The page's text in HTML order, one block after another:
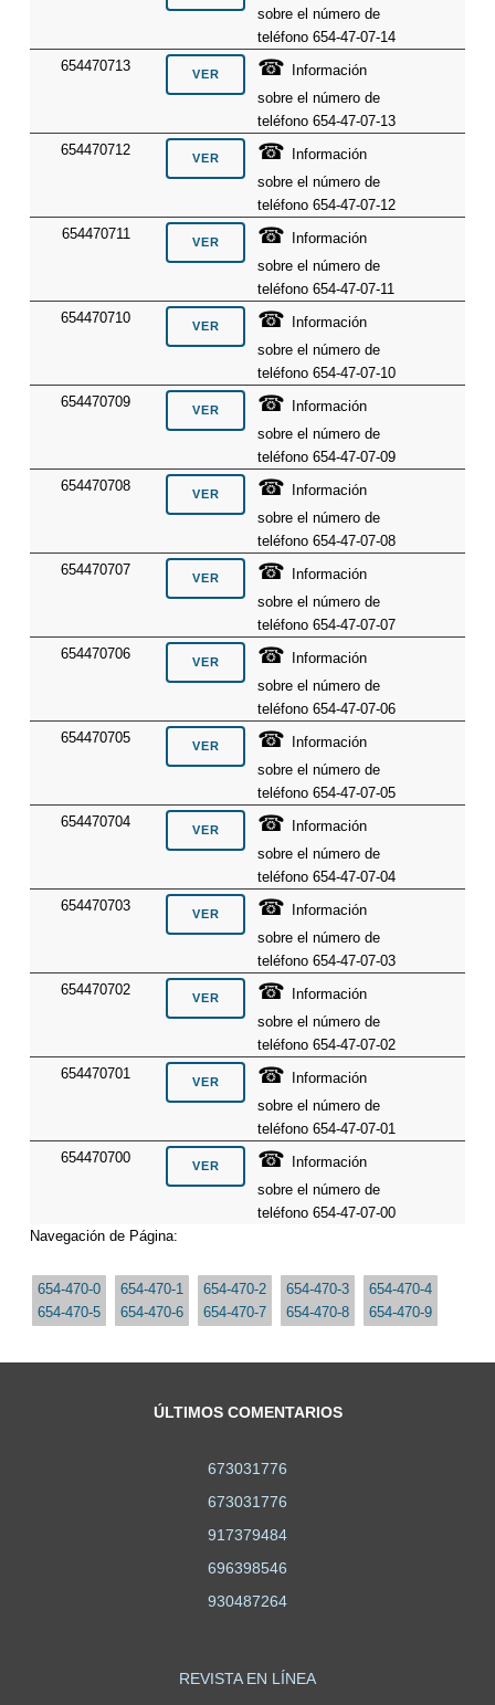
sobre el número de
teléfono 654-47-07-14
654470713
☎
Información
sobre el número de
teléfono 654-47-07-13
654470712
☎
Información
sobre el número de
teléfono 654-47-07-12
654470711
☎
Información
sobre el número de
teléfono 654-47-07-11
654470710
☎
Información
sobre el número de
teléfono 654-47-07-10
654470709
☎
Información
sobre el número de
teléfono 654-47-07-09
654470708
☎
Información
sobre el número de
teléfono 654-47-07-08
654470707
☎
Información
sobre el número de
teléfono 654-47-07-07
654470706
☎
Información
sobre el número de
teléfono 654-47-07-06
654470705
☎
Información
sobre el número de
teléfono 654-47-07-05
654470704
☎
Información
sobre el número de
teléfono 654-47-07-04
654470703
☎
Información
sobre el número de
teléfono 654-47-07-03
654470702
☎
Información
sobre el número de
teléfono 654-47-07-02
654470701
☎
Información
sobre el número de
teléfono 654-47-07-01
654470700
☎
Información
sobre el número de
teléfono 654-47-07-00
Navegación de Página:
654-470-0 654-470-1 654-470-2 654-470-3
654-470-4
654-470-5
654-470-6 654-470-7 654-470-8 654-470-9
ÚLTIMOS COMENTARIOS
673031776
673031776
917379484
696398546
930487264
REVISTA EN LÍNEA